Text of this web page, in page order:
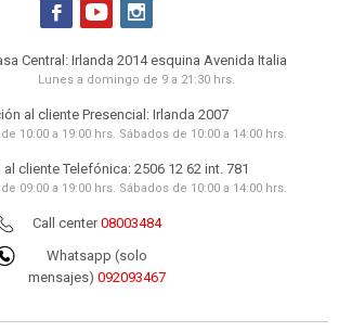
  
Central: Irlanda 2014 esquina Avenida Italia
Lunes a domingo de 9 a 21:30 hrs.
al cliente Presencial: Irlanda 2007
10:00 a 19:00 hrs. Sábados de 10:00 a 14:00 hrs.
cliente Telefónica: 2506 12 62 int. 781
09:00 a 19:00 hrs. Sábados de 10:00 a 14:00 hrs.
Call center08003484
Whatsapp (solo
mensajes) 092093467